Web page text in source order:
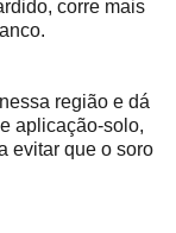
corre mais
região e dá
aplicação-solo,
evitar que o soro